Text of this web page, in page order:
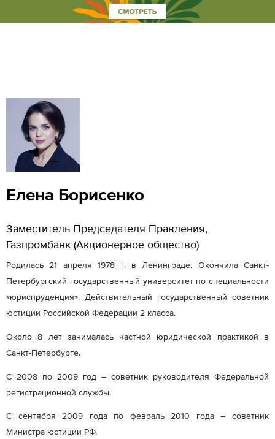
Елена Борисенко
Заместитель Председателя Правления,
Газпромбанк (Акционерное общество)
Родилась 21 апреля 1978 г. в Ленинграде. Окончила Санкт-
Петербургский государственный университет по специальности
«юриспруденция». Действительный государственный советник
юстиции Российской Федерации 2 класса.
Около 8 лет занималась частной юридической практикой в
Санкт-Петербурге.
С 2008 по 2009 год – советник руководителя Федеральной
регистрационной службы.
С сентября 2009 года по февраль 2010 года – советник
Министра юстиции РФ.